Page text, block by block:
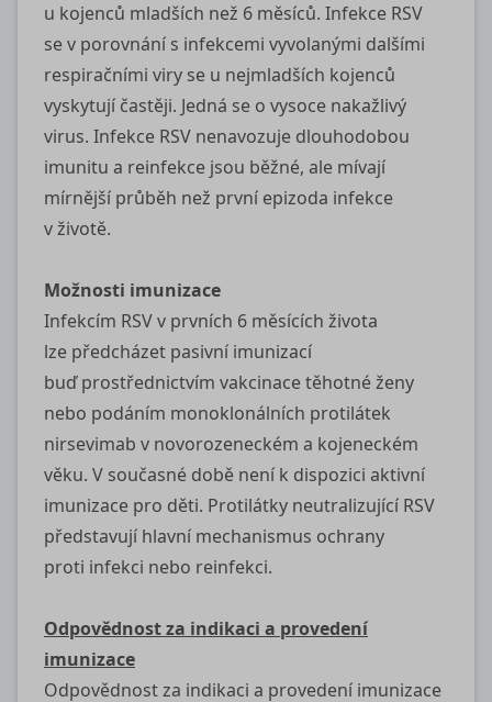
u kojenců mladších než 6 měsíců. Infekce RSV
se v porovnání s infekcemi vyvolanými dalšími
respiračními viry se u nejmladších kojenců
vyskytují častěji. Jedná se o vysoce nakažlivý
virus. Infekce RSV nenavozuje dlouhodobou
imunitu a reinfekce jsou běžné, ale mívají
mírnější průběh než první epizoda infekce
v životě.
Možnosti imunizace
Infekcím RSV v prvních 6 měsících života
lze předcházet pasivní imunizací
buď prostřednictvím vakcinace těhotné ženy
nebo podáním monoklonálních protilátek
nirsevimab v novorozeneckém a kojeneckém
věku. V současné době není k dispozici aktivní
imunizace pro děti. Protilátky neutralizující RSV
představují hlavní mechanismus ochrany
proti infekci nebo reinfekci.
Odpovědnost za indikaci a provedení
imunizace
Odpovědnost za indikaci a provedení imunizace